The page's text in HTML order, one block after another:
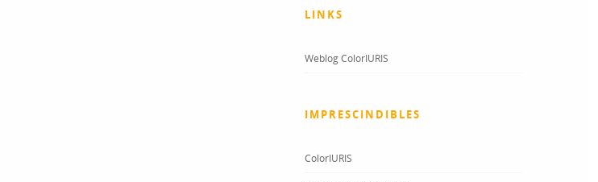
LINKS
Weblog ColorIURIS
IMPRESCINDIBLES
ColorIURIS